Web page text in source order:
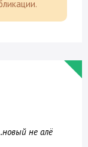
не алё